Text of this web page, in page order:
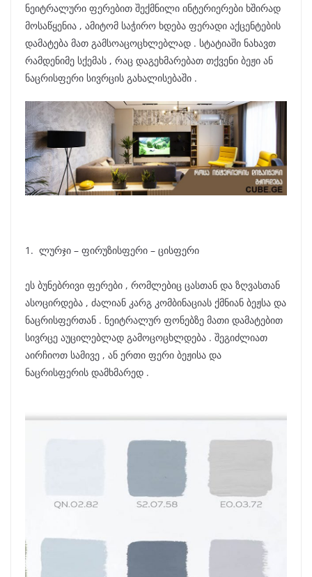
ნეიტრალური ფერებით შექმნილი ინტერიერები ხშირად
მოსაწყენია , ამიტომ საჭირო ხდება ფერადი აქცენტების
დამატება მათ გამსოაცოცხლებლად . სტატიაში ნახავთ
რამდენიმე სქემას , რაც დაგეხმარებათ თქვენი ბეჟი ან
ნაცრისფერი სივრცის გახალისებაში .
1. ლურჯი – ფირუზისფერი – ცისფერი
ეს ბუნებრივი ფერები , რომლებიც ცასთან და ზღვასთან
ასოცირდება , ძალიან კარგ კომბინაციას ქმნიან ბეჟსა და
ნაცრისფერთან . ნეიტრალურ ფონებზე მათი დამატებით
სივრცე აუცილებლად გამოცოცხლდება . შეგიძლიათ
აირჩიოთ სამივე , ან ერთი ფერი ბეჟისა და
ნაცრისფერის დამხმარედ .